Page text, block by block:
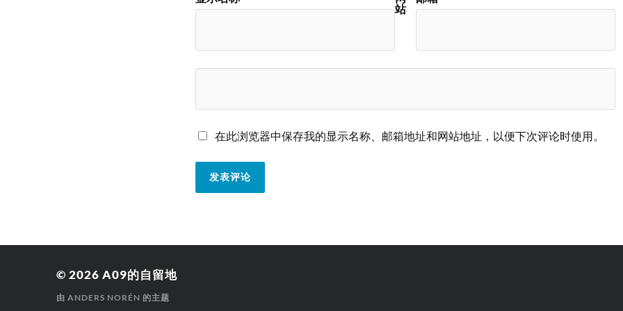
站
在此浏览器中保存我的显示名称、邮箱地址和网站地址，以便下次评论时使用。
© 2026 A09的自留地
由 ANDERS NORÉN 的主题